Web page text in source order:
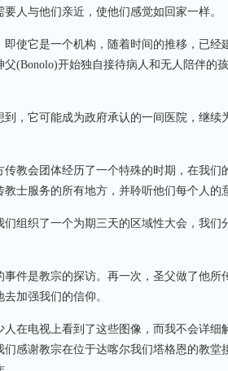
人与他们亲近，使他们感觉如回家一样。
即使它是一个机构，随着时间的推移，已经
(Bonolo)开始独自接待病人和无人陪伴的
，它可能成为政府承认的一间医院，继续
传教会团体经历了一个特殊的时期，在我们
士服务的所有地方，并聆听他们每个人的
们组织了一个为期三天的区域性大会，我们
事件是教宗的探访。再一次，圣父做了他所
加强我们的信仰。
人在电视上看到了这些图像，而我不会详细
们感谢教宗在位于达喀尔我们塔格恩的教堂